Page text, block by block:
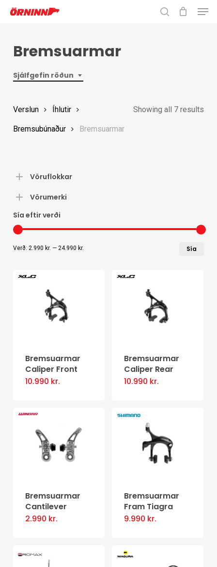
Skip
contentBremsuarmar
Sjálfgefin röðun
Showing all 7 results
Verslun Íhlutir
Bremsubúnaður Bremsuarmar
Vöruflokkar
Vörumerki
Sía eftir verði
Sía
Verð: 2.990 kr. — 24.990 kr.
Bremsuarmar
Caliper Front
10.990 kr.
Bremsuarmar
Caliper Rear
10.990 kr.
Bremsuarmar
Cantilever
2.990 kr.
Bremsuarmar
Fram Tiagra
9.990 kr.